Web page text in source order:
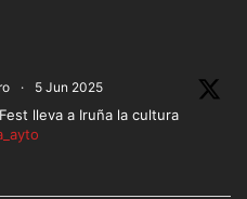
· 5 Jun 2025
lleva a Iruña la cultura